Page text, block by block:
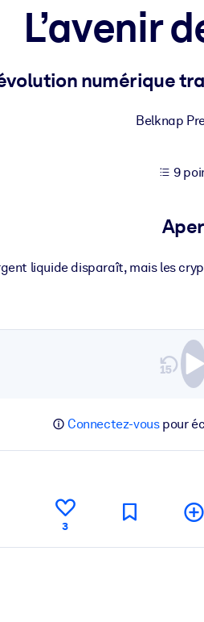
commerciales fiables et prêtes à
pour améliorer les résultats.
L’avenir
numérique
Belknap
9
liquide disparaît, mais les
Connectez-vouspour
3